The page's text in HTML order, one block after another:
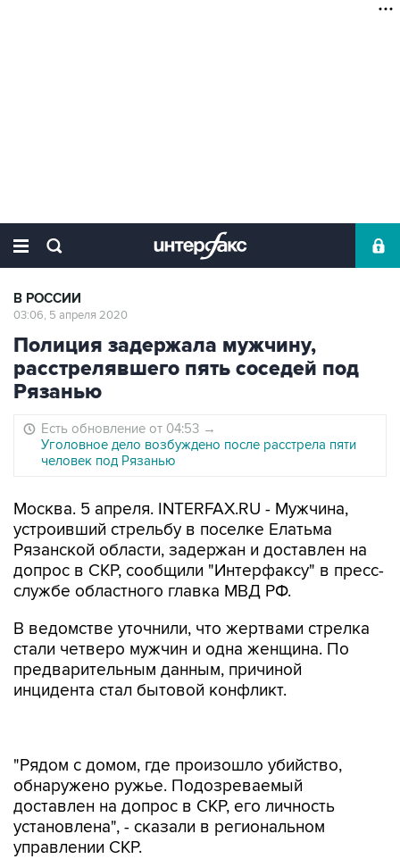
В РОССИИ
03:06, 5 апреля 2020
Полиция задержала мужчину,
расстрелявшего пять соседей под
Рязанью
Есть обновление от 04:53 →
Уголовное дело возбуждено после расстрела пяти
человек под Рязанью
Москва. 5 апреля. INTERFAX.RU - Мужчина,
устроивший стрельбу в поселке Елатьма
Рязанской области, задержан и доставлен на
допрос в СКР, сообщили "Интерфаксу" в пресс-
службе областного главка МВД РФ.
В ведомстве уточнили, что жертвами стрелка
стали четверо мужчин и одна женщина. По
предварительным данным, причиной
инцидента стал бытовой конфликт.
"Рядом с домом, где произошло убийство,
обнаружено ружье. Подозреваемый
доставлен на допрос в СКР, его личность
установлена", - сказали в региональном
управлении СКР.